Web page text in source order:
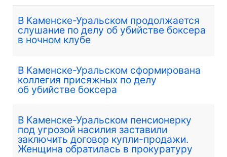
В Каменске-Уральском продолжается
слушание по делу об убийстве боксера
в ночном клубе
В Каменске-Уральском сформирована
коллегия присяжных по делу
об убийстве боксера
В Каменске-Уральском пенсионерку
под угрозой насилия заставили
заключить договор купли-продажи.
Женщина обратилась в прокуратуру